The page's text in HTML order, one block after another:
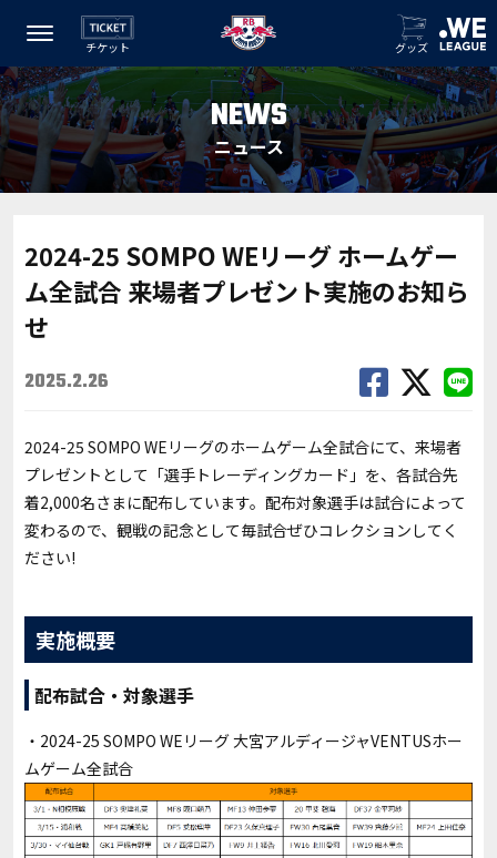
チケット グッズ
NEWS
ニュース
2024-25 SOMPO WEリーグ ホームゲー
ム全試合 来場者プレゼント実施のお知ら
せ
2025.2.26
2024-25 SOMPO WEリーグのホームゲーム全試合にて、来場者
プレゼントとして「選手トレーディングカード」を、各試合先
着2,000名さまに配布しています。配布対象選手は試合によって
変わるので、観戦の記念として毎試合ぜひコレクションしてく
ださい!
実施概要
配布試合・対象選手
・2024-25 SOMPO WEリーグ 大宮アルディージャVENTUSホー
ムゲーム全試合